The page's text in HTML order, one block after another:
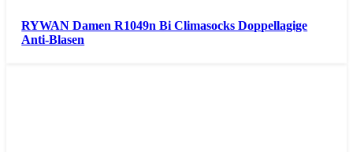
RYWAN Damen R1049n Bi Climasocks Doppellagige
Anti-Blasen